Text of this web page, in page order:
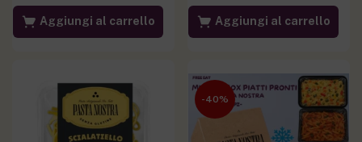
Aggiungi al carrello Aggiungi al carrello
-40%